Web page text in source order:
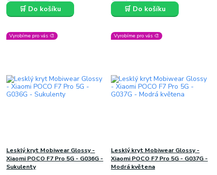
🛒 Do košíku 🛒 Do košíku
Vyrobíme pro vás 🎨
Lesklý kryt Mobiwear Glossy -
Xiaomi POCO F7 Pro 5G - G036G -
Sukulenty
Vyrobíme pro vás 🎨
Lesklý kryt Mobiwear Glossy -
Xiaomi POCO F7 Pro 5G - G037G -
Modrá květena